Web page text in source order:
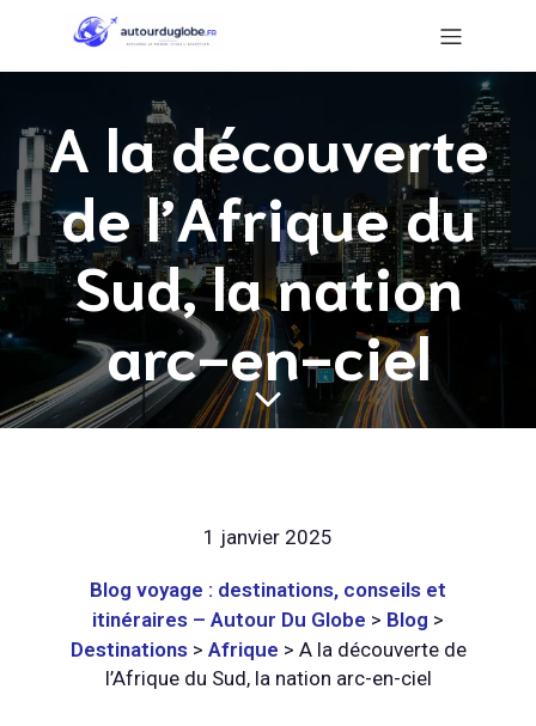
A la découverte
de l’Afrique du
Sud, la nation
arc-en-ciel
1 janvier 2025
Blog voyage : destinations, conseils et
itinéraires – Autour Du Globe > Blog >
Destinations> Afrique > A la découverte de
l’Afrique du Sud, la nation arc-en-ciel